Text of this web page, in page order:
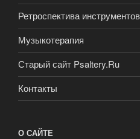
Ретроспектива
Музыкотерапия
Старый сайт Psaltery.Ru
Контакты
О САЙТЕ